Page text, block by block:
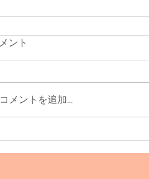
TOINOU受注販売会！
ント
コメントを追加…